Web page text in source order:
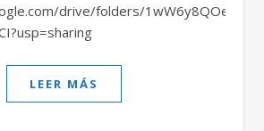
drive/folders/
LEER MÁS